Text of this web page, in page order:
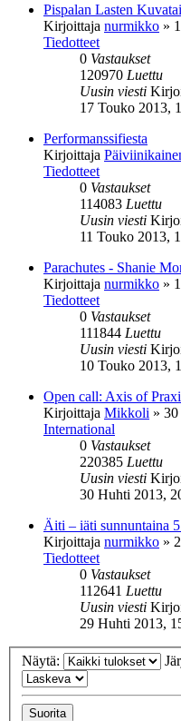
Pispalan Lasten
Kirjoittaja nurmikko »
Tiedotteet
0 Vastaukset
120970 Luettu
Uusin viesti
17 Touko 2013,
Performanssifiesta
Kirjoittaja
Tiedotteet
0 Vastaukset
114083 Luettu
Uusin viesti
11 Touko 2013,
Parachutes - Shanie
Kirjoittaja nurmikko »
Tiedotteet
0 Vastaukset
111844 Luettu
Uusin viesti
10 Touko 2013,
Open call: Axis of
Kirjoittaja Mikkoli »
International
0 Vastaukset
220385 Luettu
Uusin viesti
30 Huhti 2013,
Äiti – iäti sunnuntaina
Kirjoittaja nurmikko »
Tiedotteet
0 Vastaukset
112641 Luettu
Uusin viesti
29 Huhti 2013,
Näytä: